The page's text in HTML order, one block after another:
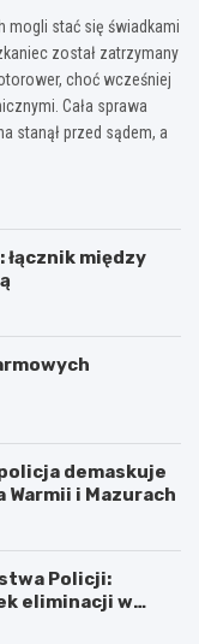
mogli stać się świadkami
został zatrzymany
choć wcześniej
Cała sprawa
stanął przed sądem, a
między
demaskuje
i Mazurach
Policji:
eliminacji w